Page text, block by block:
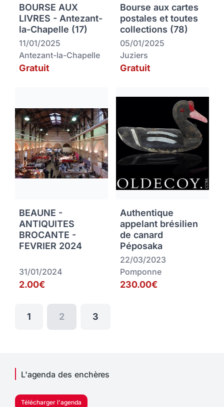
BOURSE AUX
LIVRES - Antezant-
la-Chapelle (17)
11/01/2025
Antezant-la-Chapelle
Gratuit
Bourse aux cartes
postales et toutes
collections (78)
05/01/2025
Juziers
Gratuit
BEAUNE -
ANTIQUITES
BROCANTE -
FEVRIER 2024
31/01/2024
2.00€
Authentique
appelant brésilien
de canard
Péposaka
22/03/2023
Pomponne
230.00€
1 2 3
L'agenda des enchères
Télécharger l'agenda